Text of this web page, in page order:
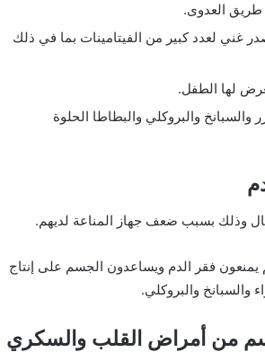
العدوى.
غني لعدد كبير من الفيتامينات بما في ذلك
لها الطفل.
والبروكلي والبطاطا الحلوة
وذلك بسبب ضعف جهاز المناعة لديهم.
يمنعون فقر الدم ويساعدون الجسم على إنتاج
والسبانخ والبروكلي.
من أمراض القلب والسكري